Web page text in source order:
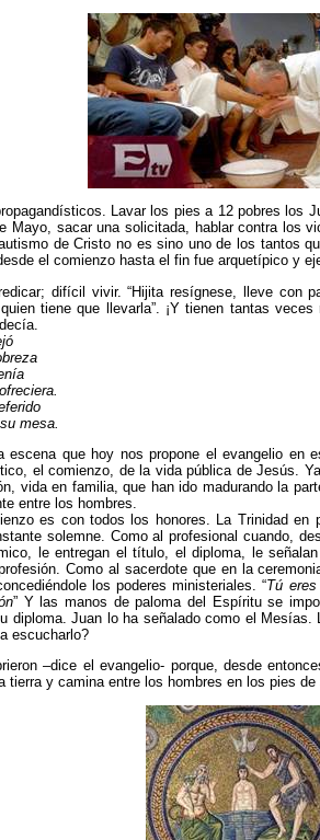
Lavar los pies a 12 pobres los
Mayo, sacar una solicitada, hablar contra los
de Cristo no es sino uno de los tantos
el comienzo hasta el fin fue arquetípico y
difícil vivir. “Hijita resígnese, lleve con
tiene que llevarla”. ¡Y tienen tantas
mesa.
escena que hoy nos propone el evangelio en
el comienzo, de la vida pública de Jesús.
vida en familia, que han ido madurando la
entre los hombres.
es con todos los honores. La Trinidad
solemne. Como al profesional cuando,
le entregan el título, el diploma, le
Como al sacerdote que en la
los poderes ministeriales. “Tú
” Y las manos de paloma del Espíritu se
diploma. Juan lo ha señalado como el Mesías.
escucharlo?
–dice el evangelio- porque, desde
tierra y camina entre los hombres en los pies